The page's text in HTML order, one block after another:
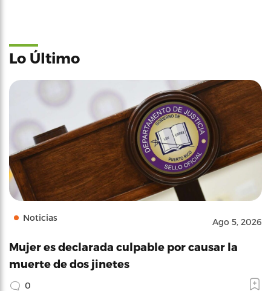
Lo Último
Noticias Ago 5, 2026
Mujer es declarada culpable por causar la
muerte de dos jinetes
0